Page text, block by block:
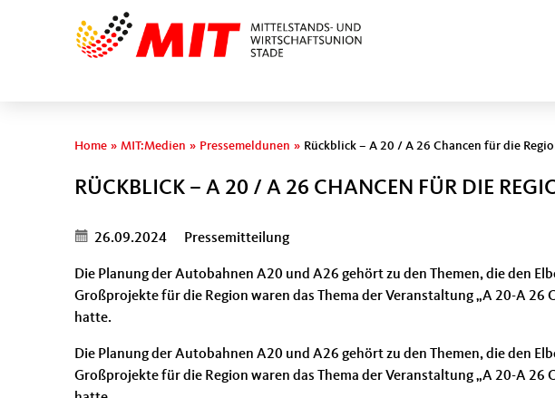
Sie sind hier
Home » MIT:Medien » Pressemeldunen » Rückblick – A 20 / A 26 Chancen für die
RÜCKBLICK – A 20 / A 26 CHANCEN FÜR DIE
26.09.2024 Pressemitteilung
Die Planung der Autobahnen A20 und A26 gehört zu den Themen, die den
Großprojekte für die Region waren das Thema der Veranstaltung „A 20-A 26
hatte.
Die Planung der Autobahnen A20 und A26 gehört zu den Themen, die den
Großprojekte für die Region waren das Thema der Veranstaltung „A 20-A 26